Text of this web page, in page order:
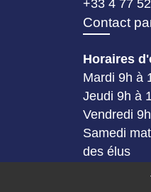
+33 4 77
Contact
Horaires
Mardi 9h à
Jeudi 9h à
Vendredi
Samedi
des élus